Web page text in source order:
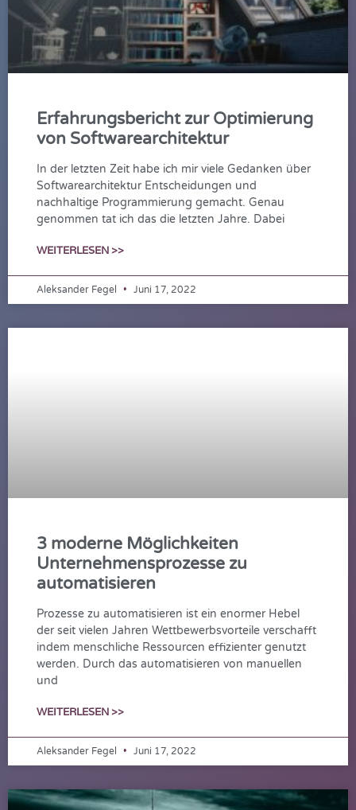
Erfahrungsbericht zur Optimierung
von Softwarearchitektur
In der letzten Zeit habe ich mir viele Gedanken über
Softwarearchitektur Entscheidungen und
nachhaltige Programmierung gemacht. Genau
genommen tat ich das die letzten Jahre. Dabei
WEITERLESEN >>
Aleksander Fegel Juni 17, 2022
3 moderne Möglichkeiten
Unternehmensprozesse zu
automatisieren
Prozesse zu automatisieren ist ein enormer Hebel
der seit vielen Jahren Wettbewerbsvorteile verschafft
indem menschliche Ressourcen effizienter genutzt
werden. Durch das automatisieren von manuellen
und
WEITERLESEN >>
Aleksander Fegel Juni 17, 2022